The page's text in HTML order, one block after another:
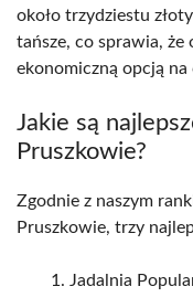
około trzydziestu
tańsze, co sprawia, że
ekonomiczną opcją na
Jakie są
Pruszkowie?
Zgodnie z naszym
Pruszkowie, trzy
Jadalnia